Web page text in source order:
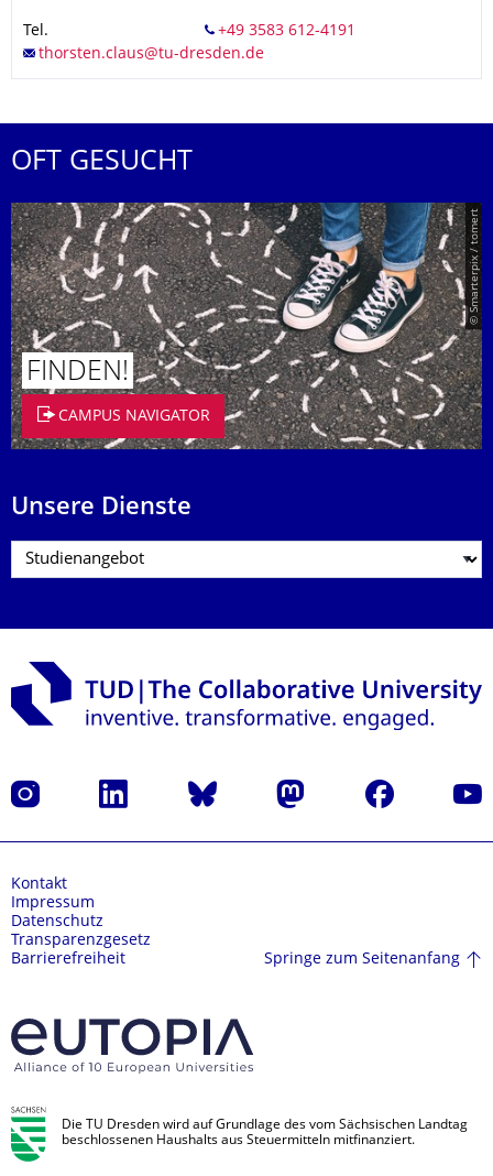
Tel.
OFT GESUCHT
© Smarterpix / tomert
FINDEN!
CAMPUS NAVIGATOR
Unsere Dienste
Instagram LinkedIn Bluesky Mastodon Facebook
Kontakt
Impressum
Datenschutz
Transparenzgesetz
Barrierefreiheit
Springe zum Seitenanfang
Die TU Dresden wird auf Grundlage des vom Sächsischen Landtag
beschlossenen Haushalts aus Steuermitteln mitfinanziert.